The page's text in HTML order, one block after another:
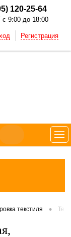
120-25-64
9:00 до 18:00
Регистрация
текстиля •